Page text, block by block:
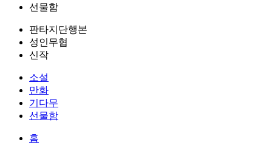
선물함
판타지단행본
성인무협
신작
소설
만화
기다무
선물함
홈